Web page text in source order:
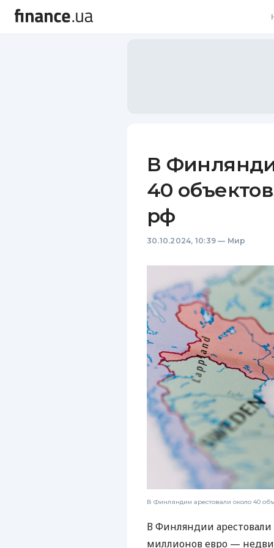
В
40
рф
30.10.2024, 10:39 — Мир
В Финляндии арестовали около 40
В Финляндии
миллионов евро —